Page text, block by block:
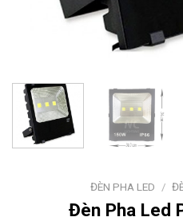
ĐÈN PHA LED /
Đèn Pha Led